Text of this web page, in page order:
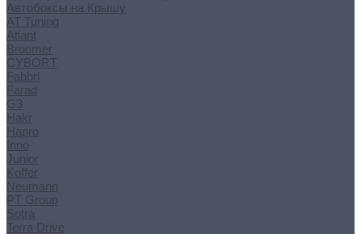
Автобоксы на Крышу
AT Tuning
Atlant
Broomer
CYBORT
Fabbri
Farad
G3
Hakr
Hapro
Inno
Junior
Koffer
Neumann
PT Group
Sotra
Terra Drive